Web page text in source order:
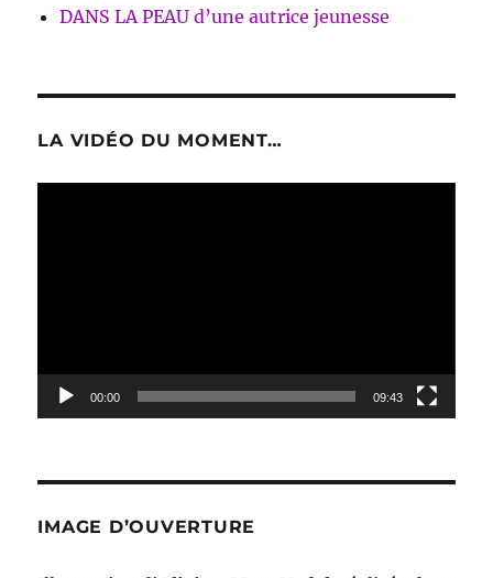
DANS LA PEAU d’une autrice jeunesse
LA VIDÉO DU MOMENT…
00:00 09:43
IMAGE D’OUVERTURE